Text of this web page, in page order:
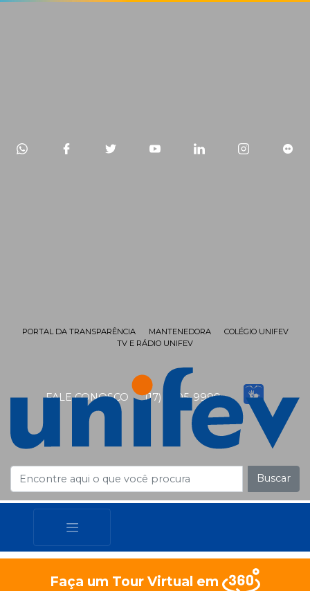
FALE CONOSCO (17) 3405-9999
PORTAL DA TRANSPARÊNCIA MANTENEDORA
COLÉGIO UNIFEV
TV E RÁDIO UNIFEV
Buscar
Faça um Tour Virtual em